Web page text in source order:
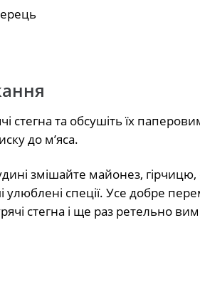
стегна та обсушіть їх
до м’яса.
змішайте майонез,
спеції. Усе добре
стегна і ще раз ретельно